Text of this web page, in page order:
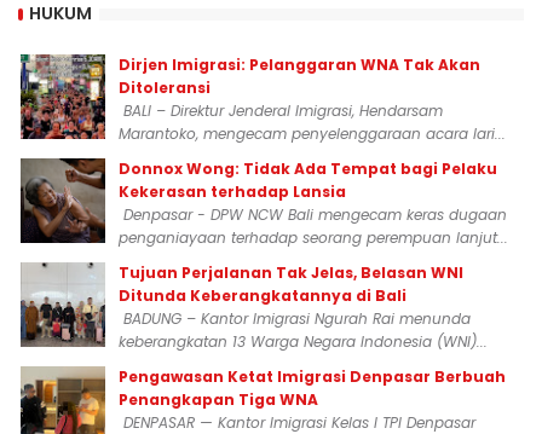
HUKUM
Dirjen Imigrasi: Pelanggaran WNA Tak Akan
Ditoleransi
BALI – Direktur Jenderal Imigrasi, Hendarsam
Marantoko, mengecam penyelenggaraan acara lari...
Donnox Wong: Tidak Ada Tempat bagi Pelaku
Kekerasan terhadap Lansia
Denpasar - DPW NCW Bali mengecam keras dugaan
penganiayaan terhadap seorang perempuan lanjut...
Tujuan Perjalanan Tak Jelas, Belasan WNI
Ditunda Keberangkatannya di Bali
BADUNG – Kantor Imigrasi Ngurah Rai menunda
keberangkatan 13 Warga Negara Indonesia (WNI)...
Pengawasan Ketat Imigrasi Denpasar Berbuah
Penangkapan Tiga WNA
DENPASAR — Kantor Imigrasi Kelas I TPI Denpasar